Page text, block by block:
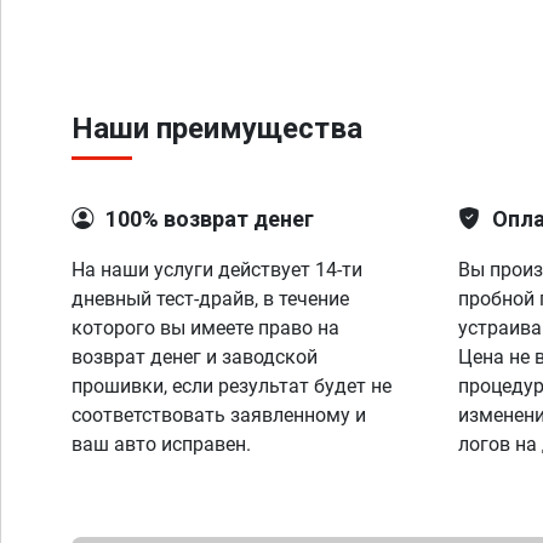
Наши преимущества
100% возврат денег
На наши услуги действует 14-ти
дневный тест-драйв, в течение
которого вы имеете право на
возврат денег и заводской
прошивки, если результат будет не
соответствовать заявленному и
ваш авто исправен.
Вы
пробной
Цена не
логов на